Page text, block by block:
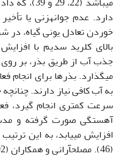
دارد. عدم جوانه­زنی یا
خوردن تعادل یونی گیاه،
بالای کلرید سدیم با
جذب آب از طریق بذر، بر روی
می­گذارد. بذرها برای انجام
به آب کافی نیاز دارند.
سرعت کمتری انجام گیرد،
آهستگی صورت گرفته و
افزایش می­یابد، به این